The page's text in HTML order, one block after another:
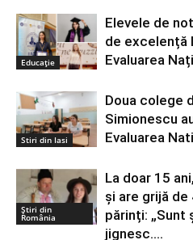
Educație
Elevele de
de excelență
Evaluarea
Stiri din Iasi
Doua colege
Simionescu
Evaluarea
Știri din
România
La doar 15
și are grijă de
părinți: „Sunt
jignesc....